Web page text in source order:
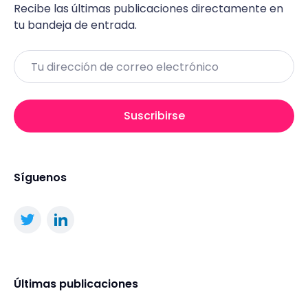
Recibe las últimas publicaciones directamente en
tu bandeja de entrada.
Email
Suscribirse
Síguenos
Últimas publicaciones